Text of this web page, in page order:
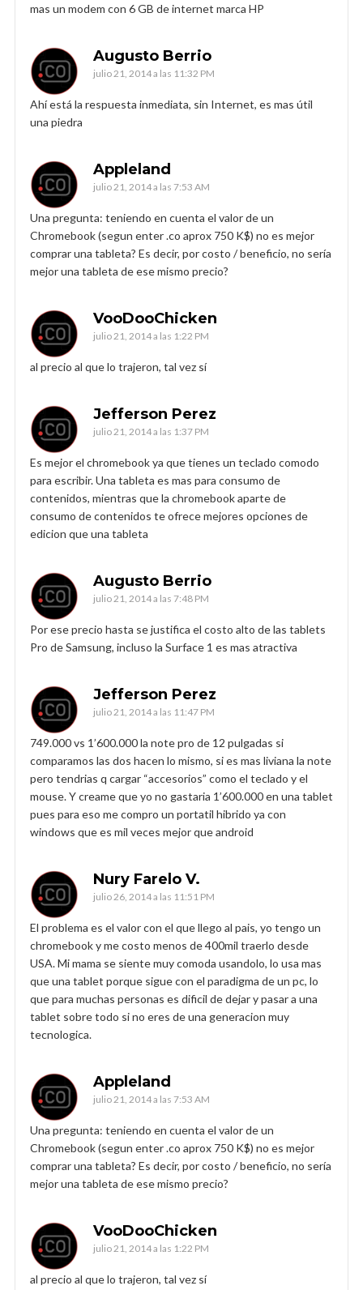
mas un modem con 6 GB de internet marca HP
Augusto Berrio
julio 21, 2014 a las 11:32 PM
Ahí está la respuesta inmediata, sin Internet, es mas útil
una piedra
Appleland
julio 21, 2014 a las 7:53 AM
Una pregunta: teniendo en cuenta el valor de un
Chromebook (segun enter .co aprox 750 K$) no es mejor
comprar una tableta? Es decir, por costo / beneficio, no sería
mejor una tableta de ese mismo precio?
VooDooChicken
julio 21, 2014 a las 1:22 PM
al precio al que lo trajeron, tal vez sí
Jefferson Perez
julio 21, 2014 a las 1:37 PM
Es mejor el chromebook ya que tienes un teclado comodo
para escribir. Una tableta es mas para consumo de
contenidos, mientras que la chromebook aparte de
consumo de contenidos te ofrece mejores opciones de
edicion que una tableta
Augusto Berrio
julio 21, 2014 a las 7:48 PM
Por ese precio hasta se justifica el costo alto de las tablets
Pro de Samsung, incluso la Surface 1 es mas atractiva
Jefferson Perez
julio 21, 2014 a las 11:47 PM
749.000 vs 1’600.000 la note pro de 12 pulgadas si
comparamos las dos hacen lo mismo, si es mas liviana la note
pero tendrias q cargar “accesorios” como el teclado y el
mouse. Y creame que yo no gastaria 1’600.000 en una tablet
pues para eso me compro un portatil hibrido ya con
windows que es mil veces mejor que android
Nury Farelo V.
julio 26, 2014 a las 11:51 PM
El problema es el valor con el que llego al pais, yo tengo un
chromebook y me costo menos de 400mil traerlo desde
USA. Mi mama se siente muy comoda usandolo, lo usa mas
que una tablet porque sigue con el paradigma de un pc, lo
que para muchas personas es dificil de dejar y pasar a una
tablet sobre todo si no eres de una generacion muy
tecnologica.
Appleland
julio 21, 2014 a las 7:53 AM
Una pregunta: teniendo en cuenta el valor de un
Chromebook (segun enter .co aprox 750 K$) no es mejor
comprar una tableta? Es decir, por costo / beneficio, no sería
mejor una tableta de ese mismo precio?
VooDooChicken
julio 21, 2014 a las 1:22 PM
al precio al que lo trajeron, tal vez sí